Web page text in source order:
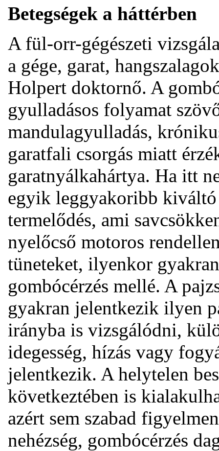
Betegségek a háttérben
A fül-orr-gégészeti
a gége, garat,
Holpert doktornő. A
gyulladásos folyamat
mandulagyulladás,
garatfali csorgás miatt
garatnyálkahártya. Ha itt
egyik leggyakoribb
termelődés, ami
nyelőcső motoros
tüneteket, ilyenkor
gombócérzés mellé. A
gyakran jelentkezik ilyen
irányba is vizsgálódni,
idegesség, hízás vagy
jelentkezik. A helytelen
következtében is
azért sem szabad
nehézség, gombócérzés